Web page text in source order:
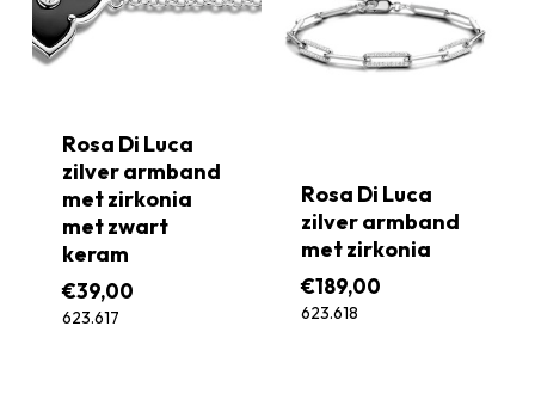
Rosa Di Luca
zilver armband
met zirkonia
met zwart
keram
€39,00
623.617
Rosa Di Luca
zilver armband
met zirkonia
€189,00
623.618